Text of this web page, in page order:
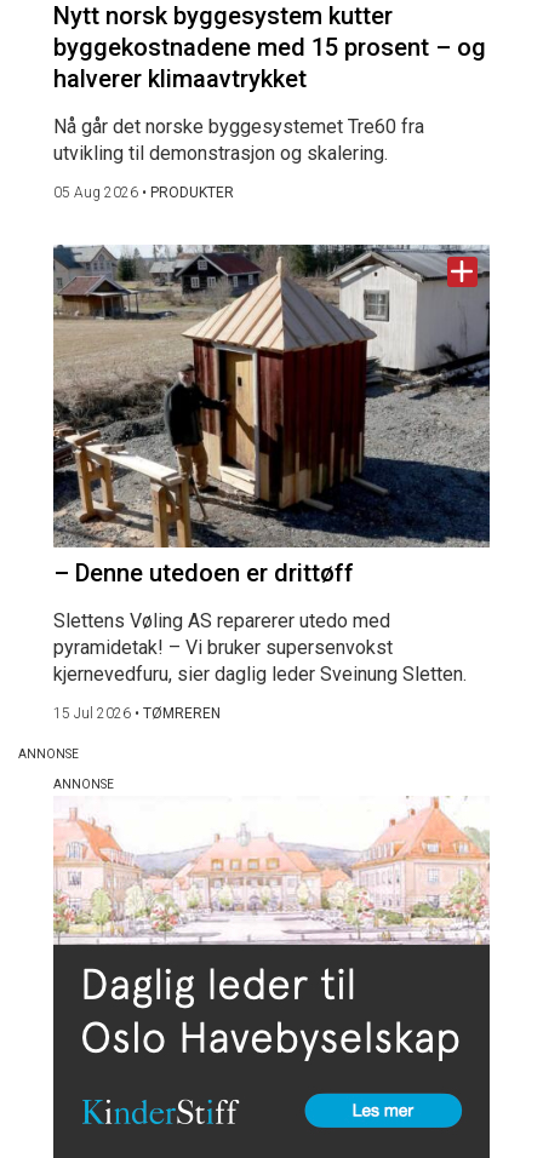
Nytt norsk byggesystem kutter
byggekostnadene med 15 prosent – og
halverer klimaavtrykket
Nå går det norske byggesystemet Tre60 fra
utvikling til demonstrasjon og skalering.
05 Aug 2026 • PRODUKTER
– Denne utedoen er drittøff
Slettens Vøling AS reparerer utedo med
pyramidetak! – Vi bruker supersenvokst
kjernevedfuru, sier daglig leder Sveinung Sletten.
15 Jul 2026 • TØMREREN